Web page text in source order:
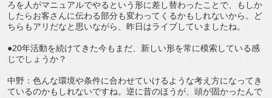
ろを人がマニュアルでやるという形に差し替わったことで、もしか
したらお客さんに伝わる部分も変わってくるかもしれないから。ど
ちらもアリだなと思いながら、昨日はライブしていましたね。
●20年活動を続けてきた今もまだ、新しい形を常に模索している感
じでしょうか？
中野：色んな環境や条件に合わせていけるような考え方になってき
ているのかもしれないですね。逆に昔のほうが、頭が固かったんで